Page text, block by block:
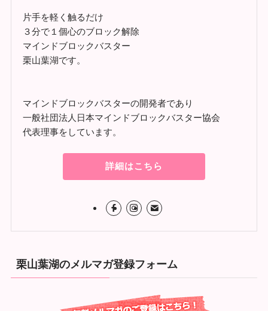
片手を軽く触るだけ
３分で１個心のブロック解除
マインドブロックバスター
栗山葉湖です。
マインドブロックバスターの開発者であり
一般社団法人日本マインドブロックバスター協会
代表理事をしています。
詳細はこちら
栗山葉湖のメルマガ登録フォーム